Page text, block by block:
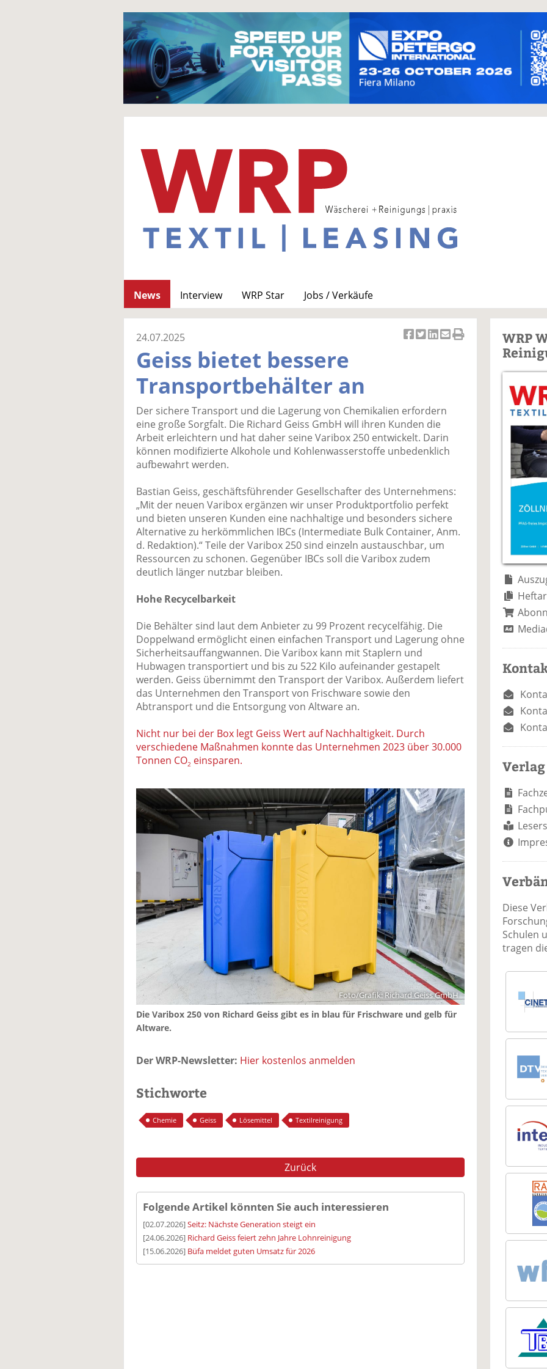
News Interview WRP Star
Jobs / Verkäufe
uf
F
ac
e
o
k
te
il
e
n
wi
tt
er
n
uf
Li
n
k
n
te
il
e
n
er
m
ai
er
se
n
d
e
24.07.2025
Geiss bietet bessere
Transportbehälter an
Der sichere Transport und die Lagerung von Chemikalien erfordern
eine große Sorgfalt. Die Richard Geiss GmbH will ihren Kunden die
Arbeit erleichtern und hat daher seine Varibox 250 entwickelt. Darin
können modifizierte Alkohole und Kohlenwasserstoffe unbedenklich
aufbewahrt werden.
Bastian Geiss, geschäftsführender Gesellschafter des Unternehmens:
„Mit der neuen Varibox ergänzen wir unser Produktportfolio perfekt
und bieten unseren Kunden eine nachhaltige und besonders sichere
Alternative zu herkömmlichen IBCs (Intermediate Bulk Container, Anm.
d. Redaktion).“ Teile der Varibox 250 sind einzeln austauschbar, um
Ressourcen zu schonen. Gegenüber IBCs soll die Varibox zudem
deutlich länger nutzbar bleiben.
Hohe Recycelbarkeit
Die Behälter sind laut dem Anbieter zu 99 Prozent recycelfähig. Die
Doppelwand ermöglicht einen einfachen Transport und Lagerung ohne
Sicherheitsauffangwannen. Die Varibox kann mit Staplern und
Hubwagen transportiert und bis zu 522 Kilo aufeinander gestapelt
werden. Geiss übernimmt den Transport der Varibox. Außerdem liefert
das Unternehmen den Transport von Frischware sowie den
Abtransport und die Entsorgung von Altware an.
Nicht nur bei der Box legt Geiss Wert auf Nachhaltigkeit. Durch
verschiedene Maßnahmen konnte das Unternehmen 2023 über 30.000
Tonnen CO2 einsparen.
Foto/Grafik: Richard Geiss GmbH
Die Varibox 250 von Richard Geiss gibt es in blau für Frischware und gelb für
Altware.
Der WRP-Newsletter: Hier kostenlos anmelden
Stichworte
Chemie Geiss Lösemittel Textilreinigung
Zurück
Folgende Artikel könnten Sie auch interessieren
[02.07.2026]Seitz: Nächste Generation steigt ein
[24.06.2026] Richard Geiss feiert zehn Jahre Lohnreinigung
[15.06.2026] Büfa meldet guten Umsatz für 2026
WRP
Verlag
Diese
Schulen
tragen